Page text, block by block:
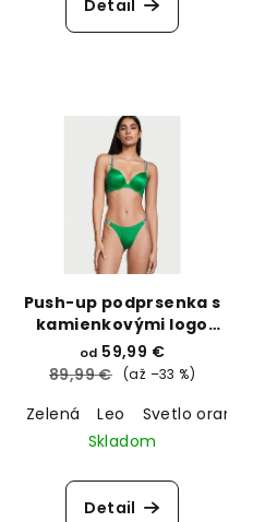
Detail
Push-up podprsenka s
kamienkovými logo
ramienkami Victoria’s
Secret
od 59,99 €
89,99 € (až –33 %)
Zelená Leo
Svetlo oranžová
Skladom
Detail